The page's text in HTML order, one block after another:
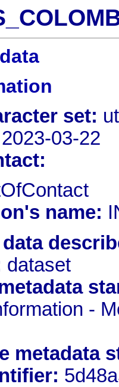
set:
2023-03-22
name:
dataset
-
metadata